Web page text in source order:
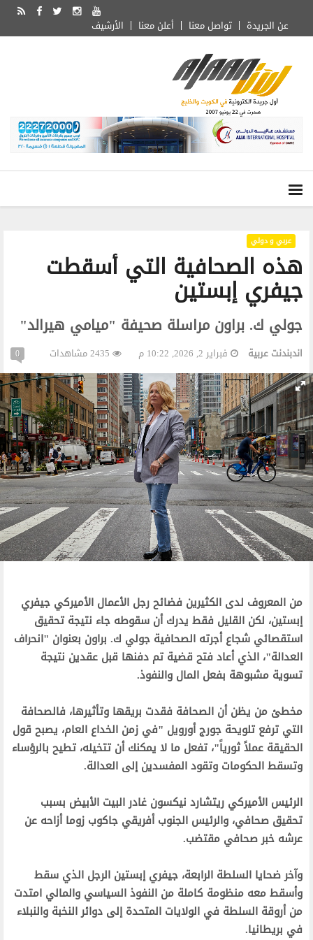
الأرشيف أعلن معنا تواصل معنا عن الجريدة
هذه الصحافية التي أسقطت
جيفري إبستين
عربي و دولي
جولي ك. براون مراسلة صحيفة "ميامي هيرالد"
اندبندنت عربية فبراير 2, 2026, 10:22 م 0
‫من المعروف لدى الكثيرين فضائح رجل الأعمال الأميركي جيفري
إبستين، لكن القليل فقط يدرك أن سقوطه جاء نتيجة تحقيق
استقصائي شجاع أجرته الصحافية جولي ك. براون بعنوان "انحراف
العدالة"، الذي أعاد فتح قضية تم دفنها قبل عقدين نتيجة
تسوية مشبوهة بفعل المال والنفوذ.‬
‫مخطئ من يظن أن الصحافة فقدت بريقها وتأثيرها، فالصحافة
التي ترفع تلويحة جورج أورويل "في زمن الخداع العام، يصبح قول
الحقيقة عملاً ثورياً"، تفعل ما لا يمكنك أن تتخيله، تطيح بالرؤساء
وتسقط الحكومات وتقود المفسدين إلى العدالة.‬
‫الرئيس الأميركي ريتشارد نيكسون غادر البيت الأبيض بسبب
تحقيق صحافي، والرئيس الجنوب أفريقي جاكوب زوما أزاحه عن
عرشه خبر صحافي مقتضب.‬
‫وآخر ضحايا السلطة الرابعة، جيفري إبستين الرجل الذي سقط
وأسقط معه منظومة كاملة من النفوذ السياسي والمالي امتدت
من أروقة السلطة في الولايات المتحدة إلى دوائر النخبة والنبلاء
في بريطانيا. ‬